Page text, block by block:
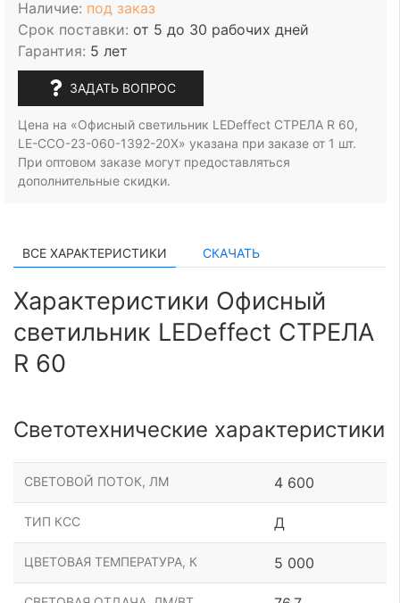
Наличие: под заказ
Срок поставки: от 5 до 30 рабочих дней
Гарантия: 5 лет
ЗАДАТЬ ВОПРОС
Цена на «Офисный светильник LEDeffect СТРЕЛА R 60,
LE-ССО-23-060-1392-20Х» указана при заказе от 1 шт.
При оптовом заказе могут предоставляться
дополнительные скидки.
ВСЕ ХАРАКТЕРИСТИКИ СКАЧАТЬ
Характеристики Офисный
светильник LEDeffect СТРЕЛА
R 60
Светотехнические характеристики
СВЕТОВОЙ ПОТОК, ЛМ 4 600
ТИП КСС Д
ЦВЕТОВАЯ ТЕМПЕРАТУРА, К 5 000